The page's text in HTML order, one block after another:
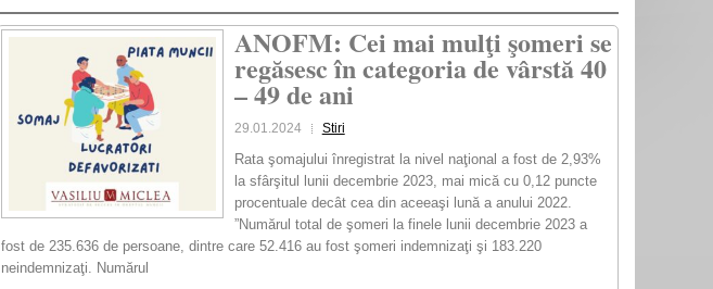
ANOFM: Cei mai mulţi şomeri se
regăsesc în categoria de vârstă 40
– 49 de ani
29.01.2024 Stiri
Rata şomajului înregistrat la nivel naţional a fost de 2,93%
la sfârşitul lunii decembrie 2023, mai mică cu 0,12 puncte
procentuale decât cea din aceeaşi lună a anului 2022.
”Numărul total de şomeri la finele lunii decembrie 2023 a
fost de 235.636 de persoane, dintre care 52.416 au fost şomeri indemnizaţi şi 183.220
neindemnizaţi. Numărul